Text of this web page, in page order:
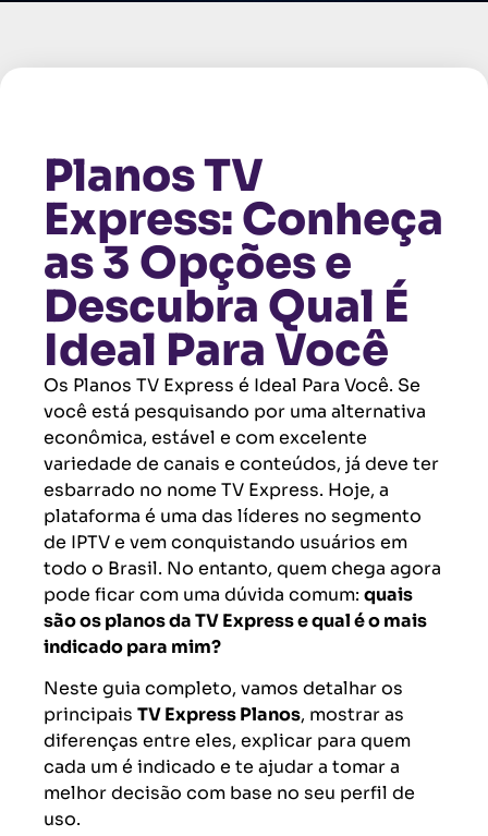
Planos TV
Express: Conheça
as 3 Opções e
Descubra Qual É
Ideal Para Você
Os Planos TV Express é Ideal Para Você. Se
você está pesquisando por uma alternativa
econômica, estável e com excelente
variedade de canais e conteúdos, já deve ter
esbarrado no nome TV Express. Hoje, a
plataforma é uma das líderes no segmento
de IPTV e vem conquistando usuários em
todo o Brasil. No entanto, quem chega agora
pode ficar com uma dúvida comum: quais
são os planos da TV Express e qual é o mais
indicado para mim?
Neste guia completo, vamos detalhar os
principais TV Express Planos, mostrar as
diferenças entre eles, explicar para quem
cada um é indicado e te ajudar a tomar a
melhor decisão com base no seu perfil de
uso.